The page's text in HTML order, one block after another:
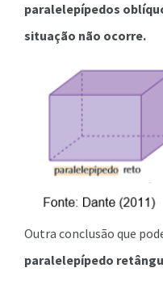
paralelepípedos
situação não ocorre.
Outra conclusão que
paralelepípedo